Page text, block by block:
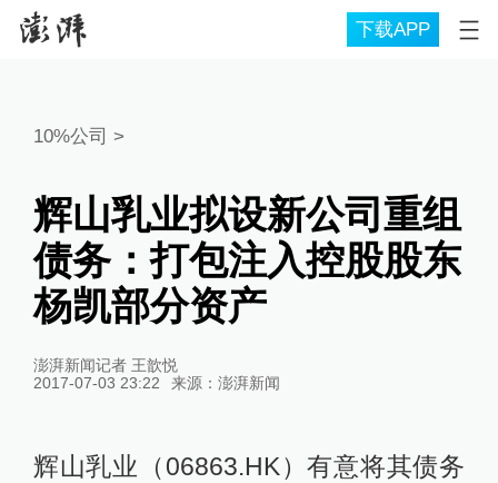
下载APP
10%公司 >
辉山乳业拟设新公司重组
债务：打包注入控股股东
杨凯部分资产
澎湃新闻记者 王歆悦
2017-07-03 23:22
来源： 澎湃新闻
辉山乳业（06863.HK）有意将其债务